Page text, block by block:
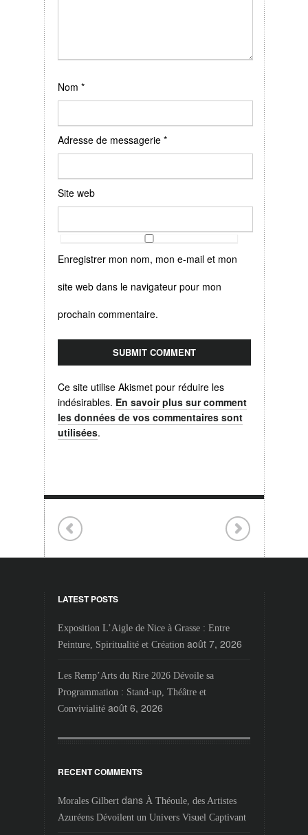
Nom *
Adresse de messagerie *
Site web
Enregistrer mon nom, mon e-mail et mon
site web dans le navigateur pour mon
prochain commentaire.
Ce site utilise Akismet pour réduire les
indésirables. En savoir plus sur comment
les données de vos commentaires sont
utilisées.
LATEST POSTS
Exposition L’Aigle de Nice à Grasse : Entre
Peinture, Spiritualité et Création août 7, 2026
Les Remp’Arts du Rire 2026 Dévoile sa
Programmation : Stand-up, Théâtre et
Convivialité août 6, 2026
RECENT COMMENTS
Morales Gilbertdans À Théoule, des Artistes
Azuréens Dévoilent un Univers Visuel Captivant